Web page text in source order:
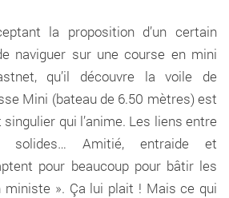
la proposition d’un certain
naviguer sur une course en mini
qu’il découvre la voile de
Mini (bateau de 6.50 mètres) est
qui l’anime. Les liens entre
Amitié, entraide et
pour beaucoup pour bâtir les
ministe ». Ça lui plait ! Mais ce qui